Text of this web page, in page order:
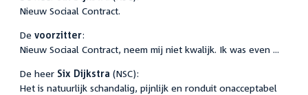
Nieuw Sociaal Contract.
De voorzitter:
Nieuw Sociaal Contract, neem mij niet kwalijk. Ik was even ...
De heer Six Dijkstra (NSC):
Het is natuurlijk schandalig, pijnlijk en ronduit onacceptabel